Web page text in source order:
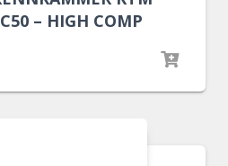
– HIGH COMP